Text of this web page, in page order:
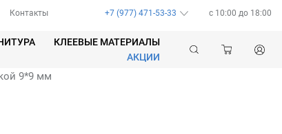
Контакты +7 (977) 471-53-33 c 10:00 до 18:00
КЛЕЕВЫЕ МАТЕРИАЛЫ
АКЦИИ
9*9 мм